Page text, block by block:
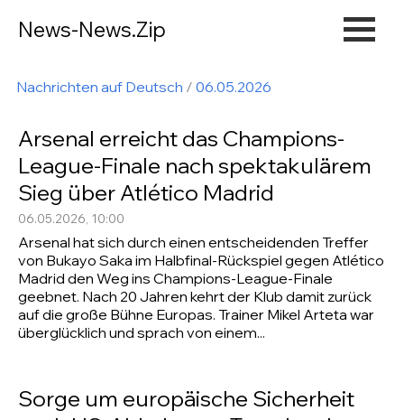
News-News.Zip
Nachrichten auf Deutsch / 06.05.2026
Arsenal erreicht das Champions-
League-Finale nach spektakulärem
Sieg über Atlético Madrid
06.05.2026, 10:00
Arsenal hat sich durch einen entscheidenden Treffer
von Bukayo Saka im Halbfinal-Rückspiel gegen Atlético
Madrid den Weg ins Champions-League-Finale
geebnet. Nach 20 Jahren kehrt der Klub damit zurück
auf die große Bühne Europas. Trainer Mikel Arteta war
überglücklich und sprach von einem...
Sorge um europäische Sicherheit